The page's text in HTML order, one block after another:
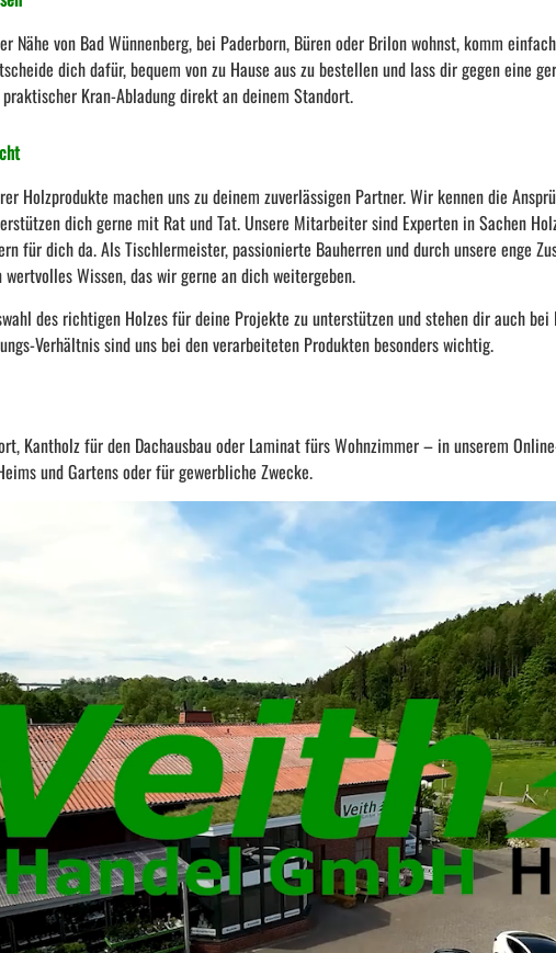
Nähe von Bad Wünnenberg, bei Paderborn, Büren oder Brilon wohnst, komm
dich dafür, bequem von zu Hause aus zu bestellen und lass dir gegen eine
Kran-Abladung direkt an deinem Standort.
Holzprodukte machen uns zu deinem zuverlässigen Partner. Wir kennen die
dich gerne mit Rat und Tat. Unsere Mitarbeiter sind Experten in Sachen
für dich da. Als Tischlermeister, passionierte Bauherren und durch unsere enge
Wissen, das wir gerne an dich weitergeben.
des richtigen Holzes für deine Projekte zu unterstützen und stehen dir auch
Verhältnis sind uns bei den verarbeiteten Produkten besonders wichtig.
Kantholz für den Dachausbau oder Laminat fürs Wohnzimmer – in unserem
und Gartens oder für gewerbliche Zwecke.